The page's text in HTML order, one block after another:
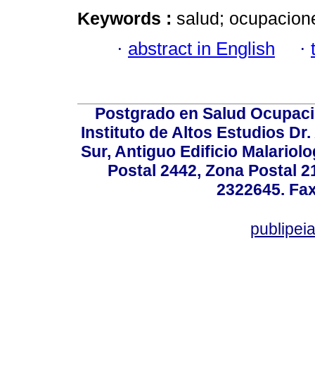
Keywords : salud;
· abstract in English ·
Postgrado en Salud
Instituto de Altos Estudios
Sur, Antiguo Edificio
Postal 2442, Zona Postal
2322645.